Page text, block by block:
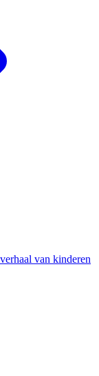
van kinderen